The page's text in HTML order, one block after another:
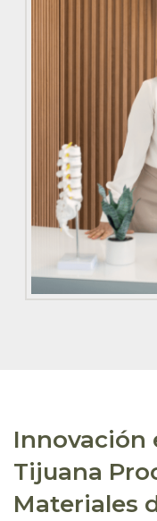
Innovación
Tijuana
Materiales